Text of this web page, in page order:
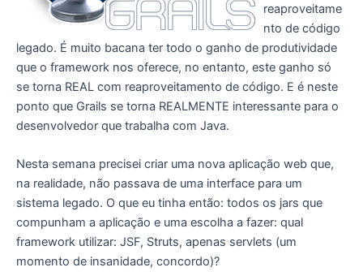
reaproveitame
nto de código
legado. É muito bacana ter todo o ganho de produtividade
que o framework nos oferece, no entanto, este ganho só
se torna REAL com reaproveitamento de código. E é neste
ponto que Grails se torna REALMENTE interessante para o
desenvolvedor que trabalha com Java.
Nesta semana precisei criar uma nova aplicação web que,
na realidade, não passava de uma interface para um
sistema legado. O que eu tinha então: todos os jars que
compunham a aplicação e uma escolha a fazer: qual
framework utilizar: JSF, Struts, apenas servlets (um
momento de insanidade, concordo)?